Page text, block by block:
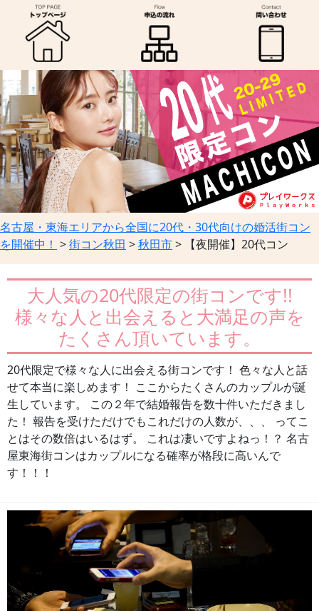
名古屋・東海エリアから全国に20代・30代向けの婚活街コン
を開催中！ >街コン秋田 >秋田市> 【夜開催】20代コン
大人気の20代限定の街コンです!!
様々な人と出会えると大満足の声を
たくさん頂いています。
20代限定で様々な人に出会える街コンです！ 色々な人と話
せて本当に楽しめます！ ここからたくさんのカップルが誕
生しています。 この２年で結婚報告を数十件いただきまし
た！ 報告を受けただけでもこれだけの人数が、、、 ってこ
とはその数倍はいるはず。 これは凄いですよねっ！？ 名古
屋東海街コンはカップルになる確率が格段に高いんで
す！！！